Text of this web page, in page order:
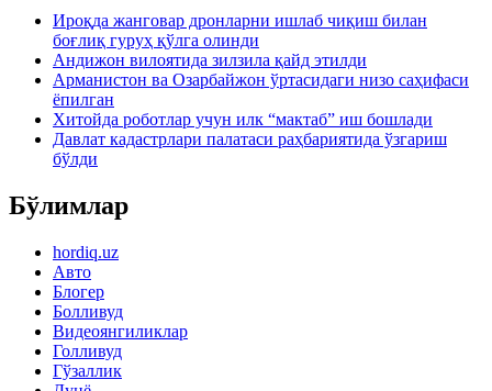
Ироқда жанговар дронларни ишлаб чиқиш билан
боғлиқ гуруҳ қўлга олинди
Андижон вилоятида зилзила қайд этилди
Арманистон ва Озарбайжон ўртасидаги низо саҳифаси
ёпилган
Хитойда роботлар учун илк “мактаб” иш бошлади
Давлат кадастрлари палатаси раҳбариятида ўзгариш
бўлди
Бўлимлар
hordiq.uz
Авто
Блогер
Болливуд
Видеоянгиликлар
Голливуд
Гўзаллик